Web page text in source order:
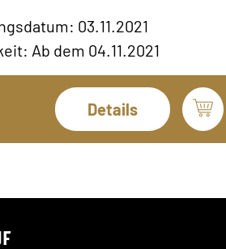
03.11.2021
Ab dem 04.11.2021
Details